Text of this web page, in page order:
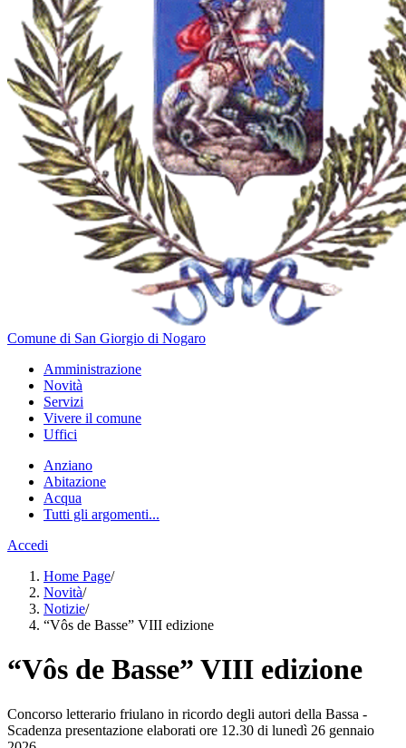
Comune di San Giorgio di Nogaro
Amministrazione
Novità
Servizi
Vivere il comune
Uffici
Anziano
Abitazione
Acqua
Tutti gli argomenti...
Accedi
Home Page/
Novità/
Notizie/
“Vôs de Basse” VIII edizione
“Vôs de Basse” VIII edizione
Concorso letterario friulano in ricordo degli autori della Bassa -
Scadenza presentazione elaborati ore 12.30 di lunedì 26 gennaio